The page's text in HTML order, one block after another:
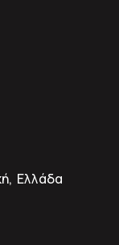
Ελλάδα